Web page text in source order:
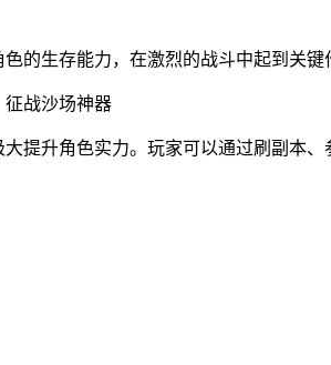
的生存能力，在激烈的战斗中起到关键
提升角色实力。玩家可以通过刷副本